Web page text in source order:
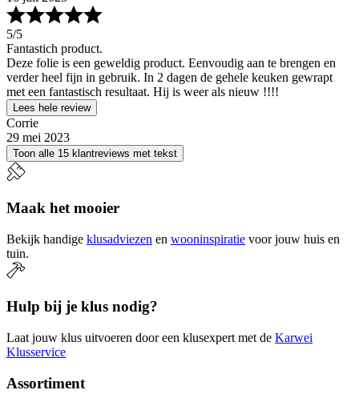
5/5
Fantastich product.
Deze folie is een geweldig product. Eenvoudig aan te brengen en
verder heel fijn in gebruik. In 2 dagen de gehele keuken gewrapt
met een fantastisch resultaat. Hij is weer als nieuw !!!!
Lees hele review
Corrie
29 mei 2023
Toon alle 15 klantreviews met tekst
Maak het mooier
Bekijk handige klusadviezen en wooninspiratie voor jouw huis en
tuin.
Hulp bij je klus nodig?
Laat jouw klus uitvoeren door een klusexpert met de Karwei
Klusservice
Assortiment